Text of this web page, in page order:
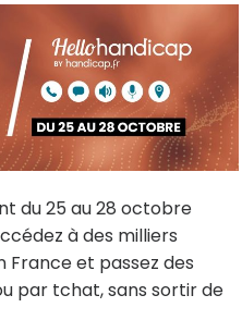
du 25 au 28 octobre
à des milliers
et passez des
par tchat, sans sortir de